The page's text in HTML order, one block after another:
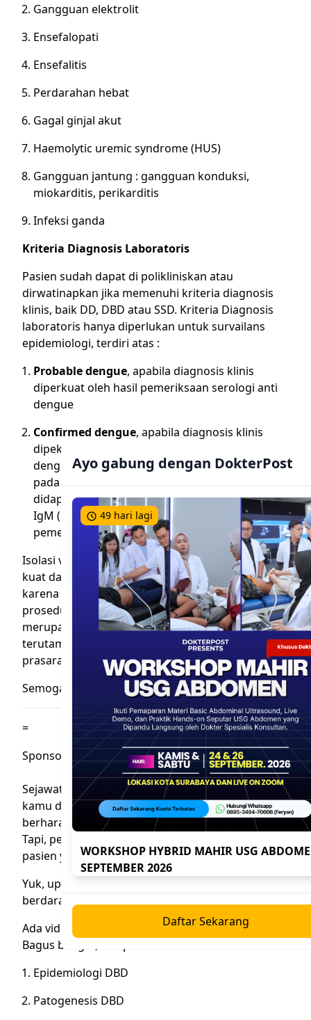
Gangguan elektrolit
Ensefalopati
Ensefalitis
Perdarahan hebat
Gagal ginjal akut
Haemolytic uremic syndrome (HUS)
Gangguan jantung : gangguan konduksi,
miokarditis, perikarditis
Infeksi ganda
Kriteria Diagnosis Laboratoris
Pasien sudah dapat di polikliniskan atau
dirwatinapkan jika memenuhi kriteria diagnosis
klinis, baik DD, DBD atau SSD. Kriteria Diagnosis
laboratoris hanya diperlukan untuk survailans
epidemiologi, terdiri atas :
Probable dengue, apabila diagnosis klinis
diperkuat oleh hasil pemeriksaan serologi anti
dengue
Confirmed dengue, apabila diagnosis klinis
dipekuat dengan deteksi genome virus Dengue
dengan pemeriksaan RT-PCR, antigen dengue
pada pemeriksaan NS 1, atau apabila
didapatkan serokonversi pemeriksaan IgG dan
IgM (dari negatif menjadi positif) pada
pemeriksaan serologi berpasangan.
Isolasi virus dengue memberi nilai yang sangat
kuat dalam konfirmasi diagnosis klinis, namun
karena memerlukan teknologi yang canggih dan
prosedur yang rumit pemeriksaan ini bukan
merupakan pemeriksaan yang rutin dilakukan,
terutama di puskesmas dengan sarana dan
prasarana terbatas.
Semoga Bermanfaat^^
=
Sponsored Content
Sejawat, tau nggakâ€¦ 1 dari 100 pasien DBD yang
kamu dapatkan akan meninggal. Admin sih
berharap kamu dapat 99 pasien yang selamat.
Tapi, pernah nggak kebayang kamu dapat 1
pasien yang gagal diselamatkan?
Yuk, update ilmu tatalaksana pasien demam
berdarah dengue.
Ada video 50 menit dari
dr. Musofa Rusli, SpPD
Bagus banget, meliputi
Epidemiologi DBD
Patogenesis DBD
Ayo gabung dengan DokterPost
49 hari lagi
WORKSHOP HYBRID MAHIR USG
SEPTEMBER 2026
Daftar Sekarang